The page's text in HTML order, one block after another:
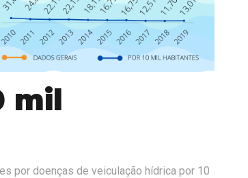
mil
por doenças de veiculação hídrica por 10